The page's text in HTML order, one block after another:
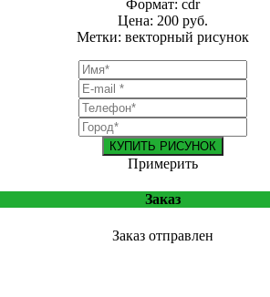
Формат: cdr
Цена: 200 руб.
Метки: векторный рисунок
КУПИТЬ РИСУНОК
Примерить
Заказ
Заказ отправлен